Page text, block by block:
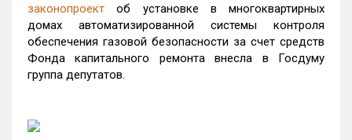
законопроект об установке в многоквартирных
домах автоматизированной системы контроля
обеспечения газовой безопасности за счет средств
Фонда капитального ремонта внесла в Госдуму
группа депутатов.